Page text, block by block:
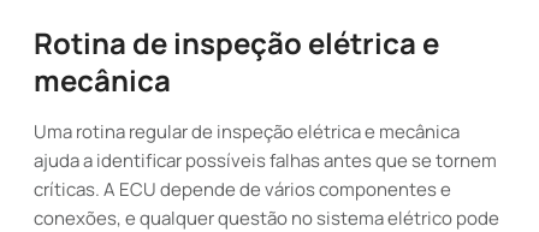
Rotina de inspeção elétrica e
mecânica
Uma rotina regular de inspeção elétrica e mecânica
ajuda a identificar possíveis falhas antes que se tornem
críticas. A ECU depende de vários componentes e
conexões, e qualquer questão no sistema elétrico pode